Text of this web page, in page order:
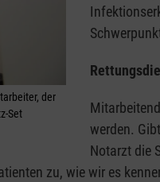
der
Set
werden.
Notarzt die
zu, wie wir es